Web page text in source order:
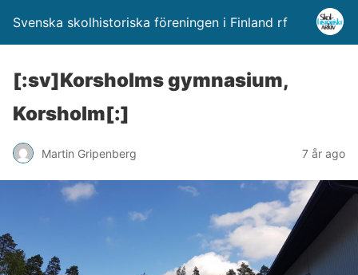
Svenska skolhistoriska föreningen i Finland rf
[:sv]Korsholms gymnasium,
Korsholm[:]
Martin Gripenberg 7 år ago